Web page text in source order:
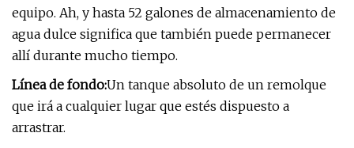
equipo. Ah, y hasta 52 galones de almacenamiento de
agua dulce significa que también puede permanecer
allí durante mucho tiempo.
Línea de fondo:Un tanque absoluto de un remolque
que irá a cualquier lugar que estés dispuesto a
arrastrar.